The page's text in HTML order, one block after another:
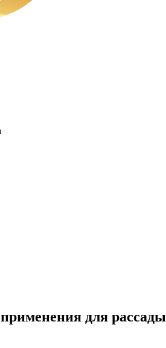
для рассады